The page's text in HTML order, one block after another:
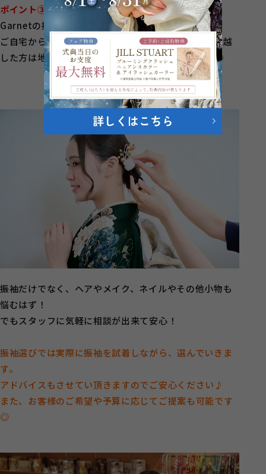
ポイント③ ：選べる当日支度会場
Garnetの提携美容院をご用意！
ご自宅から近い場所で支度が出来たり、祖父母や引っ越
した方は地元の近くで支度をしたいという事も可能◎
振袖だけでなく、ヘアやメイク、ネイルやその他小物も
悩むはず！
でもスタッフに気軽に相談が出来て安心！
振袖選びでは実際に振袖を試着しながら、選んでいきま
す。
アドバイスもさせてい頂きますのでご安心ください♪
また、お客様のご希望や予算に応じてご提案も可能です
◎